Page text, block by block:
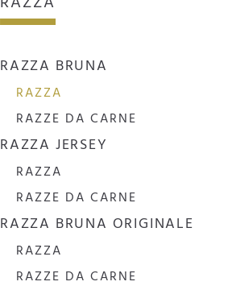
RAZZA BRUNA
RAZZA
RAZZE DA CARNE
RAZZA JERSEY
RAZZA
RAZZE DA CARNE
RAZZA BRUNA ORIGINALE
RAZZA
RAZZE DA CARNE